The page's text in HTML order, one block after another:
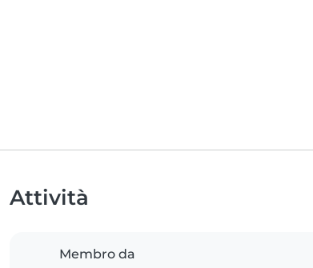
Attività
Membro da